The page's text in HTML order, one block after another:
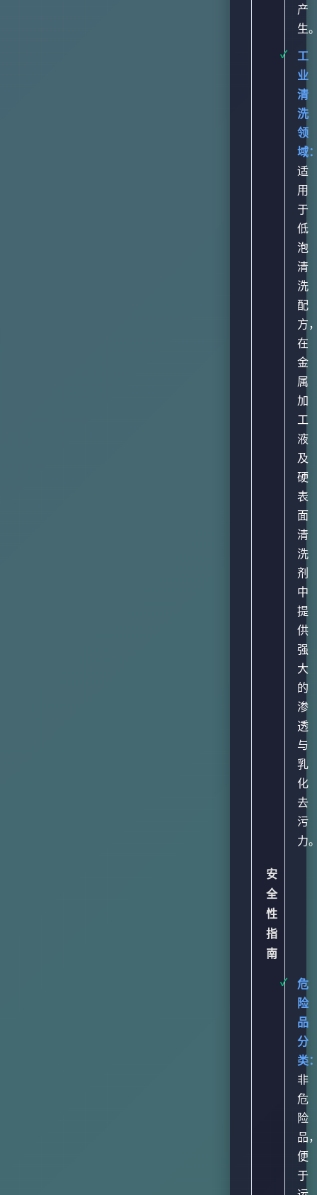
产
生
工
业
清
洗
领
域
适
用
于
低
泡
清
洗
配
方
在
金
属
加
工
液
及
硬
表
面
清
洗
剂
中
提
供
强
大
的
渗
透
与
乳
化
去
污
力
安
全
性
指
南
危
险
品
分
类
非
危
险
品
便
于